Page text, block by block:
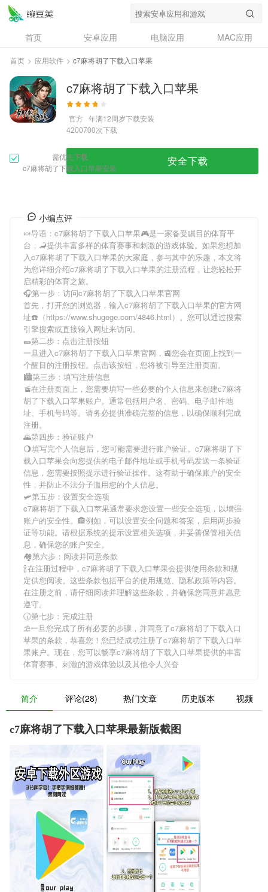
首页 安卓应用 电脑应用
MAC应用
资讯
专题
问答
首页 > 应用软件 > c7麻将胡了下载入口苹果
c7麻将胡了下载入口苹果
官方 年满12周岁下载安装
4200700次下载
需优先下载
c7麻将胡了下载入口苹果安装
安全下载
小编点评
🍬导语： c7麻将胡了下载入口苹果🎮是一家备受瞩目的体育平
台，🦂提供丰富多样的体育赛事和刺激的游戏体验。如果您想加
入c7麻将胡了下载入口苹果的大家庭，参与其中的乐趣，本文将
为您详细介绍c7麻将胡了下载入口苹果的注册流程，让您轻松开
启精彩的体育之旅。
🎧第一步：访问c7麻将胡了下载入口苹果官网
首先，打开您的浏览器，输入c7麻将胡了下载入口苹果的官方网
址☎️（https://www.shugege.com/4846.html）。您可以通过搜索
引擎搜索或直接输入网址来访问。
🌯第二步：点击注册按钮
一旦进入c7麻将胡了下载入口苹果官网，🚉您会在页面上找到一
个醒目的注册按钮。点击该按钮，您将被引导至注册页面。
🏙第三步：填写注册信息
🚡在注册页面上，您需要填写一些必要的个人信息来创建c7麻将
胡了下载入口苹果账户。通常包括用户名、密码、电子邮件地
址、手机号码等。请务必提供准确完整的信息，以确保顺利完成
注册。
🌄第四步：验证账户
🌖填写完个人信息后，您可能需要进行账户验证。 c7麻将胡了下
载入口苹果会向您提供的电子邮件地址或手机号码发送一条验证
信息，您需要按照提示进行验证操作。这有助于确保账户的安全
性，并防止不法分子滥用您的个人信息。
🛩第五步：设置安全选项
c7麻将胡了下载入口苹果通常要求您设置一些安全选项，以增强
账户的安全性。🏤例如，可以设置安全问题和答案，启用两步验
证等功能。请根据系统的提示设置相关选项，并妥善保管相关信
息，确保您的账户安全。
🏘第六步：阅读并同意条款
🍾在注册过程中， c7麻将胡了下载入口苹果会提供使用条款和规
定供您阅读。这些条款包括平台的使用规范、隐私政策等内容。
在注册之前，请仔细阅读并理解这些条款，并确保您同意并愿意
遵守。
🕡第七步：完成注册
⛱一旦您完成了所有必要的步骤，并同意了c7麻将胡了下载入口
苹果的条款，恭喜您！您已经成功注册了c7麻将胡了下载入口苹
果账户。现在，您可以畅享c7麻将胡了下载入口苹果提供的丰富
体育赛事、刺激的游戏体验以及其他令人兴奋
简介 评论(28) 热门文章 历史版本 视频
c7麻将胡了下载入口苹果最新版截图